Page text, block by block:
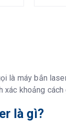
là máy bắn
khoảng
là gì?